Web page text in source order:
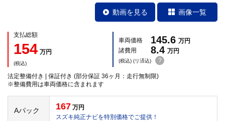
動画を見る 画像一覧
支払総額
154 万円
(税込)
車両価格 145.6 万円
諸費用
8.4 万円
(税込) (リ済込) ?
法定整備付き | 保証付き (部分保証 36ヶ月：走行無制限)
※整備費用は車両価格に含まれます
Aパック 167 万円
スズキ純正ナビを特別価格でご提供！